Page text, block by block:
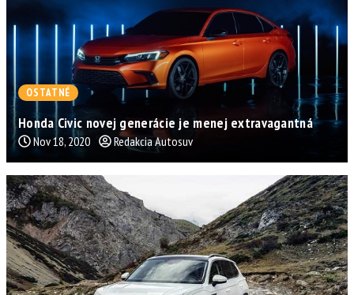
OSTATNÉ
Honda Civic novej generácie je menej extravagantná
Nov 18, 2020 Redakcia Autosuv